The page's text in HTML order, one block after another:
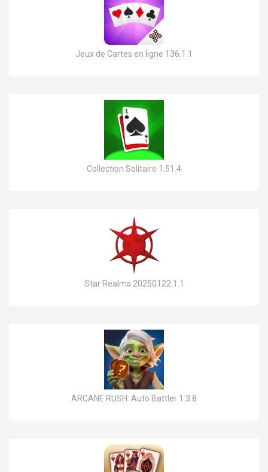
Jeux de Cartes en ligne 136.1.1
Collection Solitaire 1.51.4
Star Realms 20250122.1.1
ARCANE RUSH: Auto Battler 1.3.8